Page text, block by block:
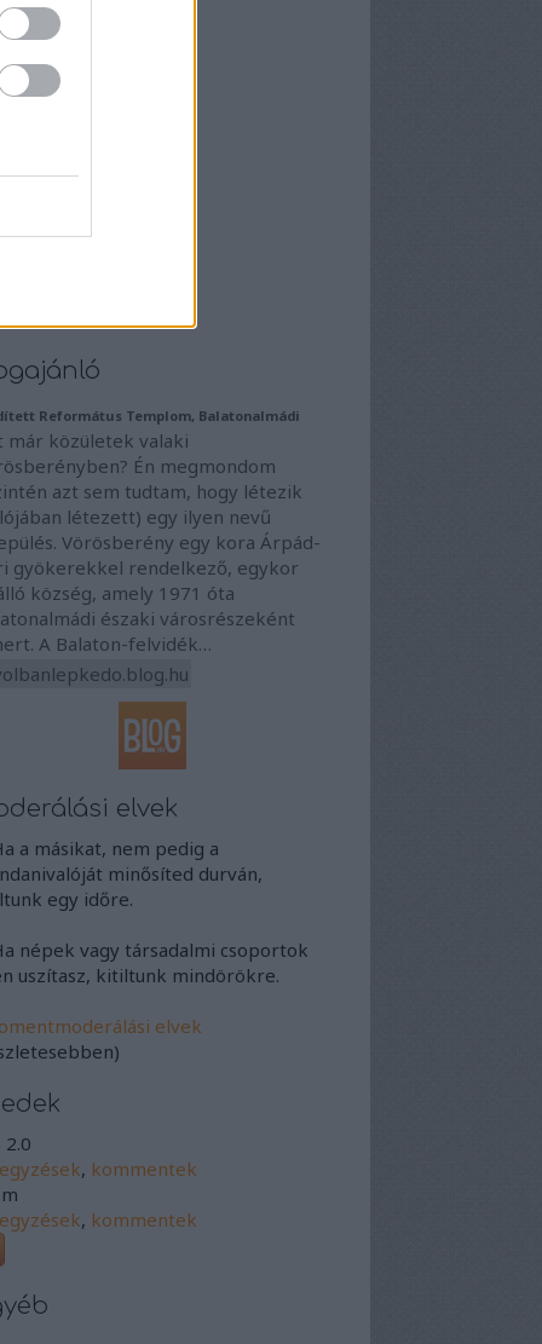
szeptember
április
március
február
január
augusztus
Református Templom, Balatonalmádi
már közületek valaki
Én megmondom
azt sem tudtam, hogy létezik
létezett) egy ilyen nevű
Vörösberény egy kora Árpád-
gyökerekkel rendelkező, egykor
község, amely 1971 óta
északi városrészeként
A Balaton-felvidék…
elvek
a másikat, nem pedig a
minősíted durván,
egy időre.
népek vagy társadalmi csoportok
uszítasz, kitiltunk mindörökre.
elvek
2.0
, kommentek
, kommentek